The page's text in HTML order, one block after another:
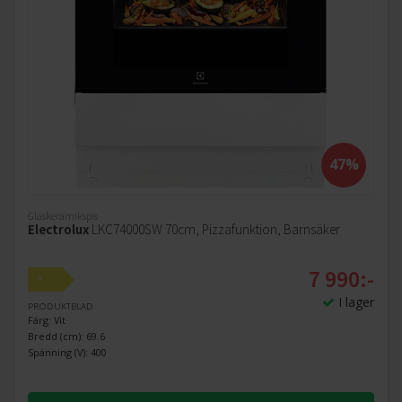
47%
Glaskeramikspis
Electrolux LKC74000SW 70cm, Pizzafunktion, Barnsäker
A
PRODUKTBLAD
Färg: Vit
Bredd (cm): 69.6
Spänning (V): 400
7 990:-
I lager